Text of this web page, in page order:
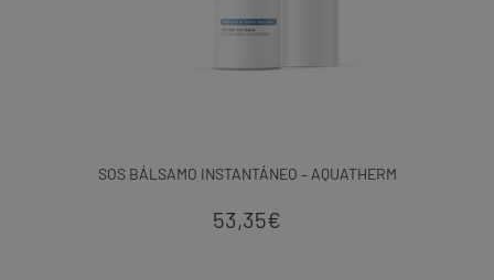
SOS BÁLSAMO INSTANTÁNEO – AQUATHERM
53,35€